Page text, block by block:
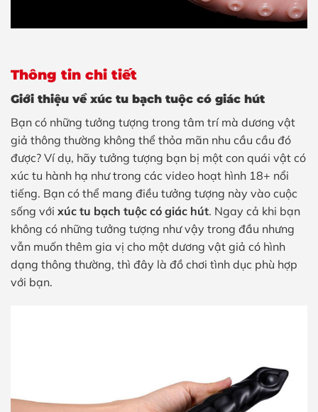
Thông tin chi tiết
Giới thiệu về xúc tu bạch tuộc có giác hút
Bạn có những tưởng tượng trong tâm trí mà dương vật
giả thông thường không thể thỏa mãn nhu cầu cầu đó
được? Ví dụ, hãy tưởng tượng bạn bị một con quái vật có
xúc tu hành hạ như trong các video hoạt hình 18+ nổi
tiếng. Bạn có thể mang điều tưởng tượng này vào cuộc
sống với xúc tu bạch tuộc có giác hút. Ngay cả khi bạn
không có những tưởng tượng như vậy trong đầu nhưng
vẫn muốn thêm gia vị cho một dương vật giả có hình
dạng thông thường, thì đây là đồ chơi tình dục phù hợp
với bạn.